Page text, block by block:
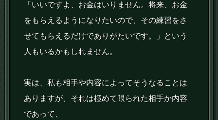
「いいですよ、お金はいりません。将来、お金
をもらえるようになりたいので、その練習をさ
せてもらえるだけでありがたいです。」という
人もいるかもしれません。
実は、私も相手や内容によってそうなることは
ありますが、それは極めて限られた相手か内容
であって、